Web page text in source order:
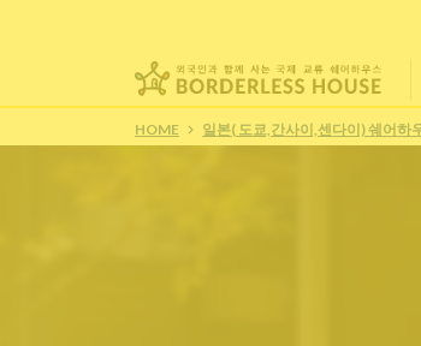
HOME 일본( 도쿄,간사이,센다이) 쉐어하